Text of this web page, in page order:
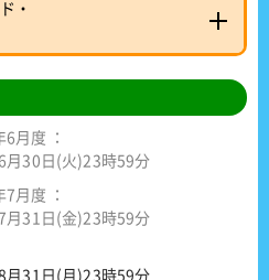
・
月度 ：
月30日(火)23時59分
月度 ：
月31日(金)23時59分
月31日(月)23時59分